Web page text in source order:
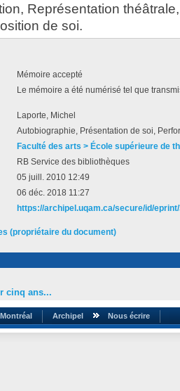
Représentation
de soi.
Mémoire accepté
Le mémoire a été numérisé tel que
Laporte, Michel
Autobiographie, Présentation de soi,
Faculté des arts > École supérieure de
RB Service des bibliothèques
05 juill. 2010 12:49
06 déc. 2018 11:27
https://archipel.uqam.ca/secure/id/
(propriétaire du document)
cinq ans...
Archipel Nous écrire